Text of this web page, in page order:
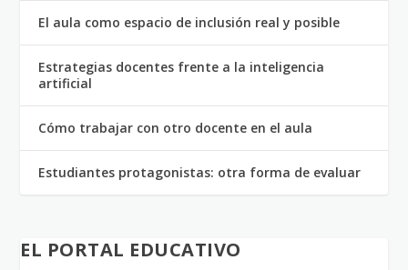
El aula como espacio de inclusión real y posible
Estrategias docentes frente a la inteligencia
artificial
Cómo trabajar con otro docente en el aula
Estudiantes protagonistas: otra forma de evaluar
EL PORTAL EDUCATIVO